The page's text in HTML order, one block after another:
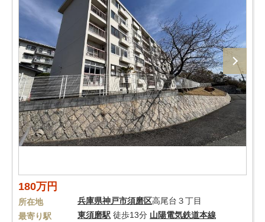
180万円
所在地 兵庫県神戸市須磨区高尾台３丁目
最寄り駅
東須磨駅 徒歩13分 山陽電気鉄道本線